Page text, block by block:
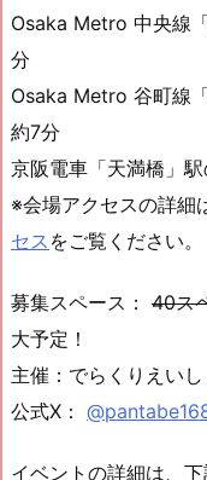
Osaka Metro 中央線
分
Osaka Metro 谷町線
約7分
京阪電車「天満橋」
※会場アクセスの詳細
セス をご覧ください。
募集スペース： 40ス
大予定！
主催：でらくりえい
公式X：
イベントの詳細は、